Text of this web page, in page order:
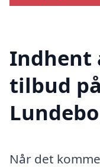
Indhent
tilbud
Når det